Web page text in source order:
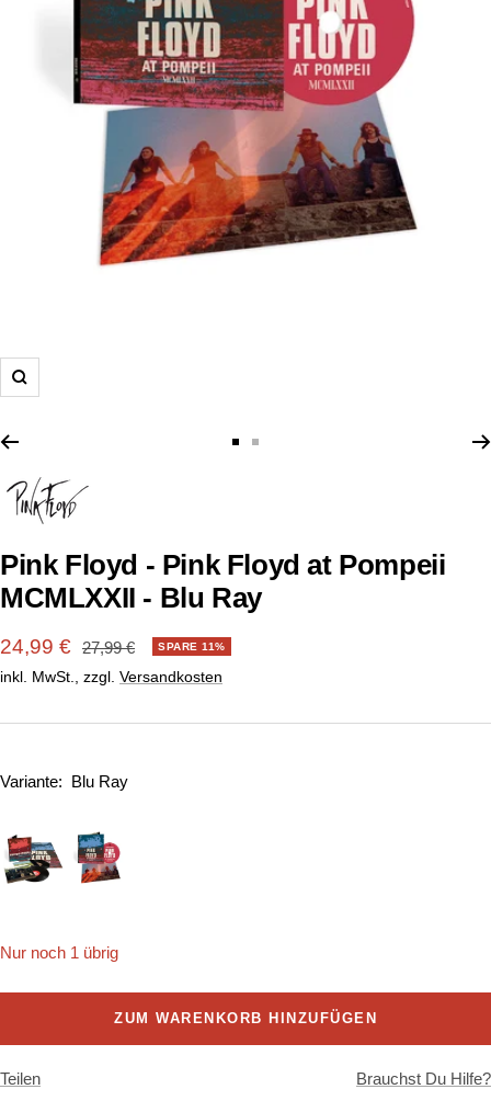
Zoom
Pink Floyd - Pink Floyd at Pompeii
MCMLXXII - Blu Ray
Angebotspreis
24,99 € Regulärer
Preis
27,99 € SPARE 11%
inkl. MwSt., zzgl. Versandkosten
Variante: Blu Ray
Nur noch 1 übrig
ZUM WARENKORB HINZUFÜGEN
Teilen Brauchst Du Hilfe?